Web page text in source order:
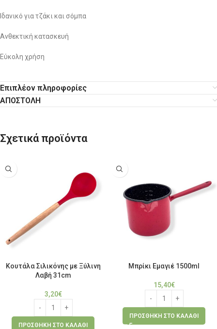
Ιδανικό για τζάκι και σόμπα
Ανθεκτική κατασκευή
Εύκολη χρήση
Επιπλέον πληροφορίες
ΑΠΟΣΤΟΛΗ
Σχετικά προϊόντα
Κουτάλα Σιλικόνης με Ξύλινη
Λαβή 31cm
3,20€
ΠΡΟΣΘΉΚΗ ΣΤΟ ΚΑΛΆΘΙ
Μπρίκι Εμαγιέ 1500ml
15,40€
ΠΡΟΣΘΉΚΗ ΣΤΟ ΚΑΛΆΘΙ